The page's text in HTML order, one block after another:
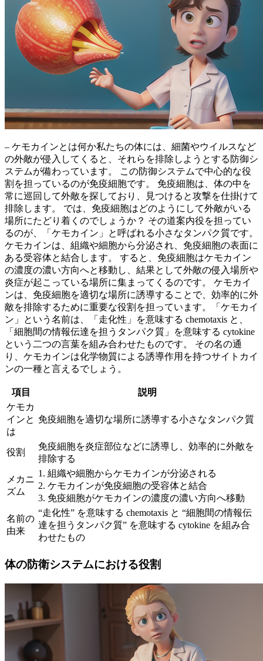
– ケモカインとは何か私たちの体には、 細菌やウイルスなど
の外敵が侵入してくると、それらを排除しようとする防御シ
ステムが備わっています。 この防御システムで中心的な役
割を担っているのが免疫細胞です。 免疫細胞は、体の中を
常に巡回して外敵を探しており、見つけると攻撃を仕掛けて
排除します。 では、免疫細胞はどのようにして外敵がいる
場所にたどり着くのでしょうか？ その道案内役を担ってい
るのが、
「ケモカイン」と呼ばれる小さなタンパク質です。
ケモカインは、組織や細胞から分泌され、免疫細胞の表面に
ある受容体と結合します。 すると、免疫細胞はケモカイン
の濃度の濃い方向へと移動し、結果として外敵の侵入場所や
炎症が起こっている場所に集まってくるのです。 ケモカイ
ンは、免疫細胞を適切な場所に誘導することで、効率的に外
敵を排除するために重要な役割 を担っています。「ケモカイ
ン」という名前は、「走化性」を意味する chemotaxis と、
「細胞間の情報伝達を担うタンパク質」を意味する cytokine
という二つの言葉を組み合わせたものです。 その名の通
り、ケモカインは化学物質による誘導作用を持つサイトカイ
ンの一種と言えるでしょう。
項目
説明
ケモカ
インと
は
免疫細胞を適切な場所に誘導する小さなタンパク質
役割
免疫細胞を炎症部位などに誘導し、効率的に外敵を
排除する
メカニ
ズム
1. 組織や細胞からケモカインが分泌される
2. ケモカインが免疫細胞の受容体と結合
3. 免疫細胞がケモカインの濃度の濃い方向へ移動
名前の
由来
“走化性” を意味する chemotaxis と “細胞間の情報伝
達を担うタンパク質” を意味する cytokine を組み合
わせたもの
体の防衛システムにおける役割